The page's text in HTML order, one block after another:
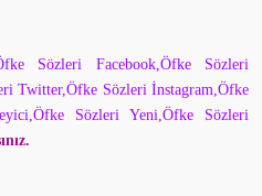
Sözleri Facebook,Öfke Sözleri
Twitter,Öfke Sözleri İnstagram,Öfke
Sözleri Yeni,Öfke Sözleri